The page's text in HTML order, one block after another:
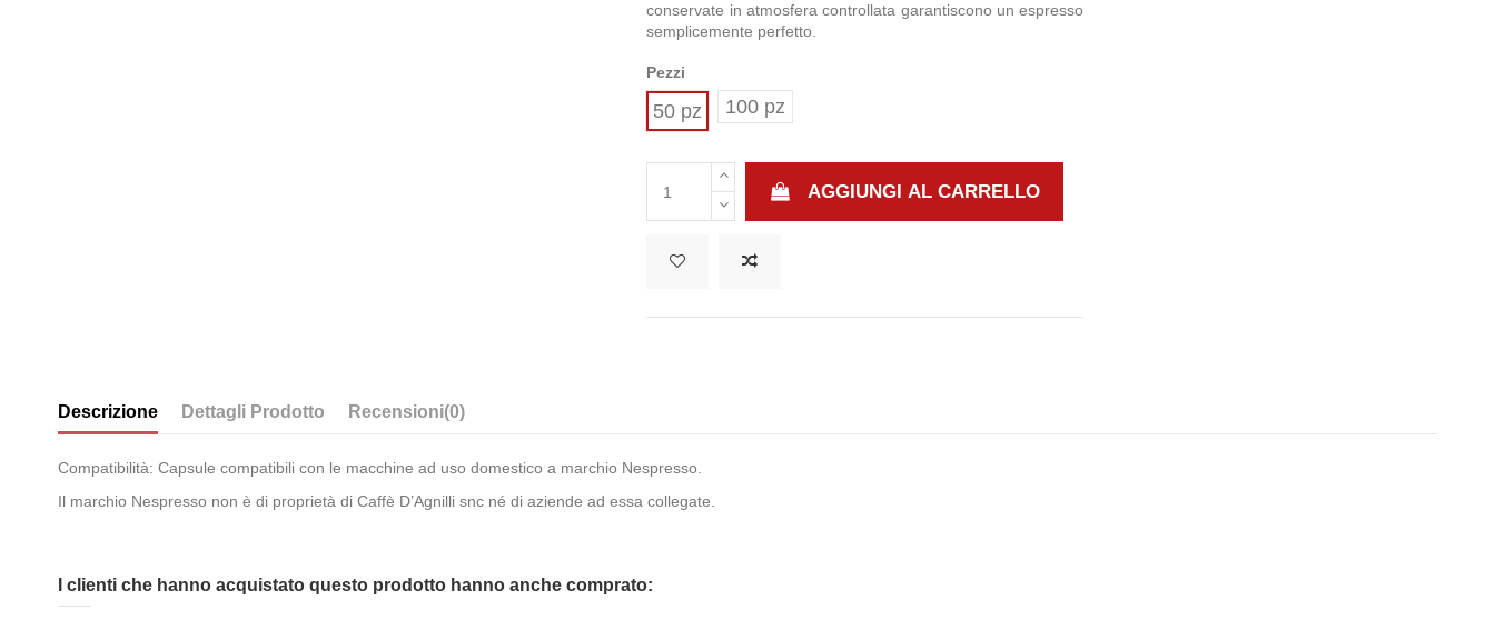
conservate in atmosfera controllata garantiscono un espresso
semplicemente perfetto.
Pezzi
50 pz 100 pz
AGGIUNGI AL CARRELLO
Descrizione Dettagli Prodotto Recensioni(0)
Compatibilità: Capsule compatibili con le macchine ad uso domestico a marchio Nespresso.
Il marchio Nespresso non è di proprietà di Caffè D’Agnilli snc né di aziende ad essa collegate.
I clienti che hanno acquistato questo prodotto hanno anche comprato: